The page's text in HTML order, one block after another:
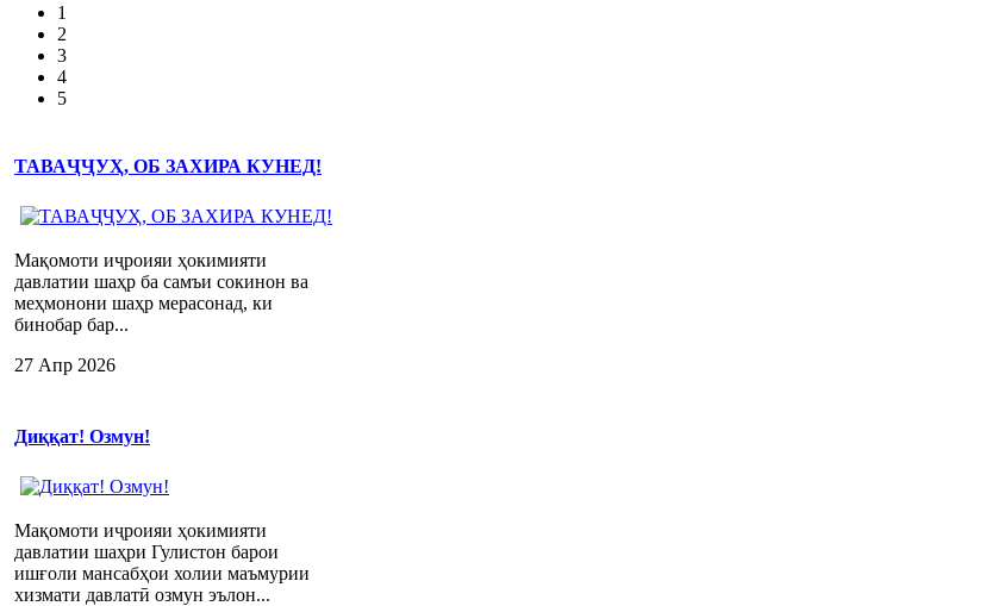
1
2
3
4
5
ТАВАҶҶУҲ, ОБ ЗАХИРА КУНЕД!
Мақомоти иҷроияи ҳокимияти
давлатии шаҳр ба самъи сокинон ва
меҳмонони шаҳр мерасонад, ки
бинобар бар...
27 Апр 2026
Диққат! Озмун!
Мақомоти иҷроияи ҳокимияти
давлатии шаҳри Гулистон барои
ишғоли мансабҳои холии маъмурии
хизмати давлатӣ озмун эълон...